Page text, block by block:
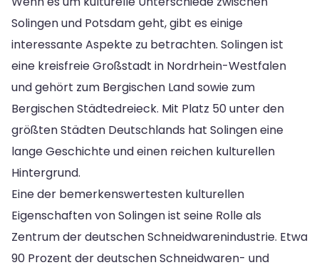
Solingen und Potsdam geht, gibt es einige
interessante Aspekte zu betrachten. Solingen ist
eine kreisfreie Großstadt in Nordrhein-Westfalen
und gehört zum Bergischen Land sowie zum
Bergischen Städtedreieck. Mit Platz 50 unter den
größten Städten Deutschlands hat Solingen eine
lange Geschichte und einen reichen kulturellen
Hintergrund.
Eine der bemerkenswertesten kulturellen
Eigenschaften von Solingen ist seine Rolle als
Zentrum der deutschen Schneidwarenindustrie. Etwa
90 Prozent der deutschen Schneidwaren- und